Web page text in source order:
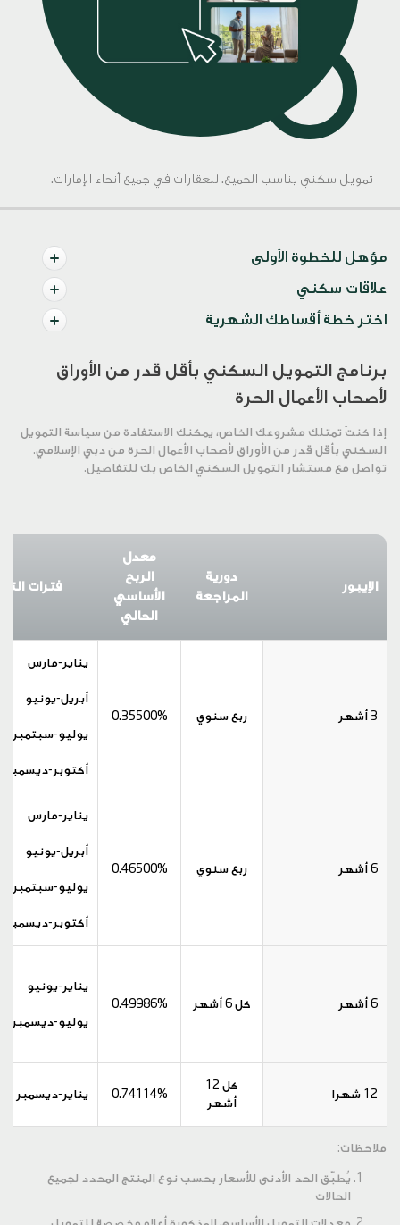
تمويل سكني يناسب الجميع. للعقارات في جميع أنحاء الإمارات.
مؤهل للخطوة الأولى
علاقات سكني
اختر خطة أقساطك الشهرية
برنامج التمويل السكني بأقل قدر من الأوراق
لأصحاب الأعمال الحرة
إذا كنتَ تمتلك مشروعك الخاص، يمكنك الاستفادة من سياسة التمويل
السكني بأقل قدر من الأوراق لأصحاب الأعمال الحرة من دبي الإسلامي.
تواصل مع مستشار التمويل السكني الخاص بك للتفاصيل.
الإيبور
دورية
المراجعة
معدل
الربح
الأساسي
الحالي
فترات
3 أشهر ربع سنوي 0.35500%
يناير-مارس
أبريل-يونيو
يوليو-سبتمبر
أكتوبر-ديسمبر
6 أشهر ربع سنوي 0.46500%
يناير-مارس
أبريل-يونيو
يوليو-سبتمبر
أكتوبر-ديسمبر
6 أشهر كل 6 أشهر 0.49986%
يناير-يونيو
يوليو-ديسمبر
12 شهرا
كل 12
أشهر
0.74114% يناير-ديسمبر
ملاحظات:
يُطبّق الحد الأدنى للأسعار بحسب نوع المنتج المحدد لجميع
الحالات